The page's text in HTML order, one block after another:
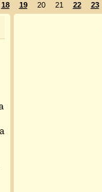
18 19 20 21 22 23